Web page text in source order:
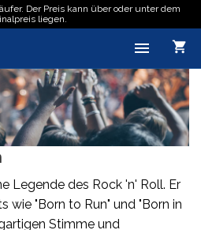
Der Preis kann über oder unter dem
liegen.
shopping_cart

Legende des Rock 'n' Roll. Er
wie "Born to Run" und "Born in
Stimme und